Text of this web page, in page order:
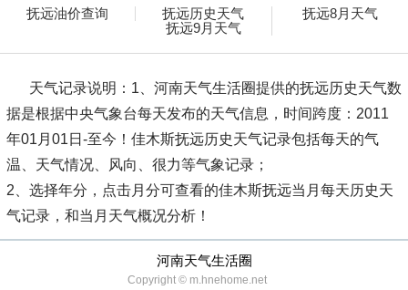
抚远油价查询 抚远历史天气
抚远8月天气
抚远9月天气
天气记录说明： 1、河南天气生活圈提供的抚远历史天气数
据是根据中央气象台每天发布的天气信息，时间跨度：2011
年01月01日-至今！佳木斯抚远历史天气记录包括每天的气
温、天气情况、风向、很力等气象记录；
2、选择年分，点击月分可查看的佳木斯抚远当月每天历史天
气记录，和当月天气概况分析！
河南天气生活圈
Copyright © m.hnehome.net